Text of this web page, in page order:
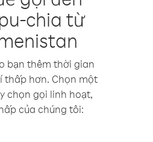
chia từ
bạn thêm thời gian
thấp hơn. Chọn một
chọn gọi linh hoạt,
của chúng tôi: